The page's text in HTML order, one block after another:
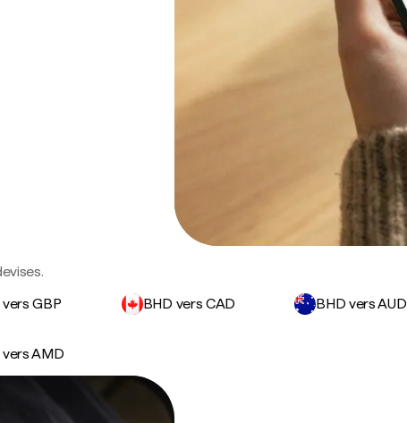
GBP BHD vers CAD BHD vers AUD
AMD